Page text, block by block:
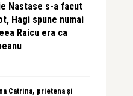
Nastase s-a facut
Hagi spune numai
Raicu era ca
Catrina, prietena și